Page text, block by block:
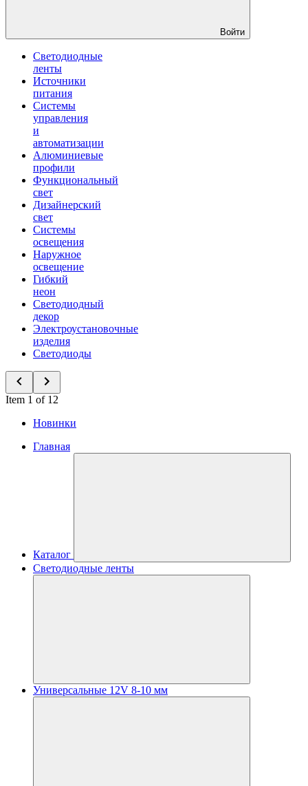
Войти
Светодиодные
ленты
Источники
питания
Системы
управления
и
автоматизации
Алюминиевые
профили
Функциональный
свет
Дизайнерский
свет
Системы
освещения
Наружное
освещение
Гибкий
неон
Светодиодный
декор
Электроустановочные
изделия
Светодиоды
Item 1 of 12
Новинки
Главная
Каталог
Светодиодные ленты
Универсальные 12V 8-10 мм